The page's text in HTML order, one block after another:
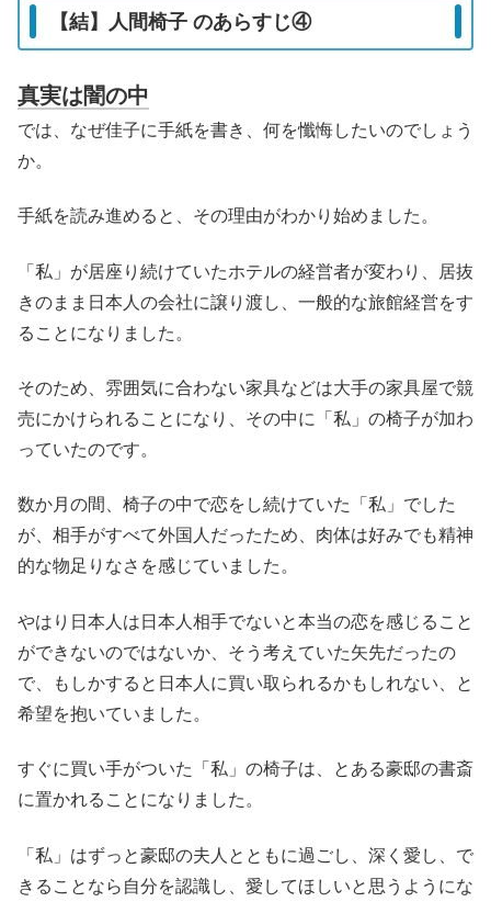
【結】人間椅子 のあらすじ④
真実は闇の中
では、なぜ佳子に手紙を書き、何を懺悔したいのでしょう
か。
手紙を読み進めると、その理由がわかり始めました。
「私」が居座り続けていたホテルの経営者が変わり、居抜
きのまま日本人の会社に譲り渡し、一般的な旅館経営をす
ることになりました。
そのため、雰囲気に合わない家具などは大手の家具屋で競
売にかけられることになり、その中に「私」の椅子が加わ
っていたのです。
数か月の間、椅子の中で恋をし続けていた「私」でした
が、相手がすべて外国人だったため、肉体は好みでも精神
的な物足りなさを感じていました。
やはり日本人は日本人相手でないと本当の恋を感じること
ができないのではないか、そう考えていた矢先だったの
で、もしかすると日本人に買い取られるかもしれない、と
希望を抱いていました。
すぐに買い手がついた「私」の椅子は、とある豪邸の書斎
に置かれることになりました。
「私」はずっと豪邸の夫人とともに過ごし、深く愛し、で
きることなら自分を認識し、愛してほしいと思うようにな